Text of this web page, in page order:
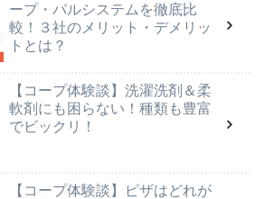
ープ・パルシステムを徹底比
較！３社のメリット・デメリッ
トとは？
【コープ体験談】洗濯洗剤＆柔
軟剤にも困らない！種類も豊富
でビックリ！
【コープ体験談】ピザはどれが